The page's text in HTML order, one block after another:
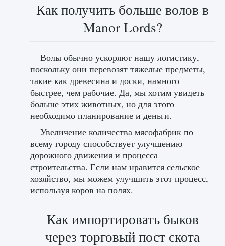
Как получить больше волов в
Manor Lords?
Волы обычно ускоряют нашу логистику,
поскольку они перевозят тяжелые предметы,
такие как древесина и доски, намного
быстрее, чем рабочие. Да, мы хотим увидеть
больше этих животных, но для этого
необходимо планирование и деньги.
Увеличение количества мясофабрик по
всему городу способствует улучшению
дорожного движения и процесса
строительства. Если нам нравится сельское
хозяйство, мы можем улучшить этот процесс,
используя коров на полях.
Как импортировать быков
через торговый пост скота